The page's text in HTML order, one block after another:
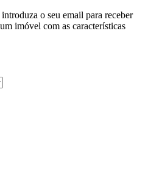
o seu email para receber
imóvel com as características